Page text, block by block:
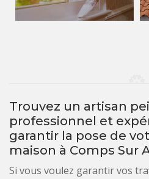
Trouvez un artisan
professionnel et
garantir la pose de
maison à Comps Sur
Si vous voulez garantir vos